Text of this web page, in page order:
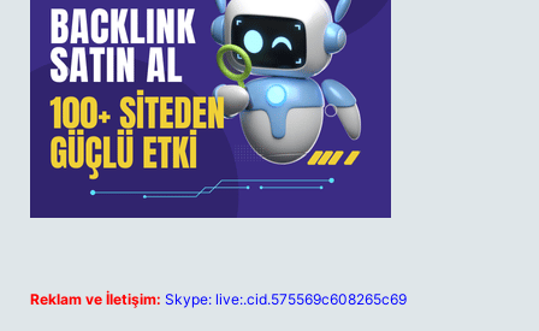
Reklam ve İletişim: Skype: live:.cid.575569c608265c69